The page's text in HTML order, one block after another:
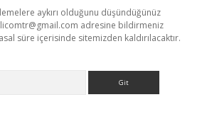
aykırı olduğunu düşündüğünüz
adresine bildirmeniz
süre içerisinde sitemizden kaldırılacaktır.